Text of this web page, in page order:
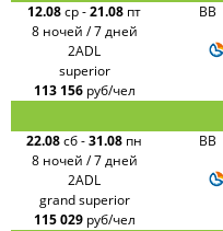
12.08ср-21.08 пт
8 ночей / 7 дней
BB
2ADL
superior
113 156 руб/чел
22.08сб-31.08 пн
8 ночей / 7 дней
BB
2ADL
grand superior
115 029 руб/чел